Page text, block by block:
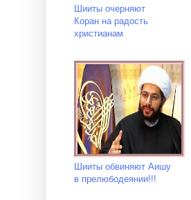
Шииты очерняют
Коран на радость
христианам
Шииты обвиняют Аишу
в прелюбодеянии!!!